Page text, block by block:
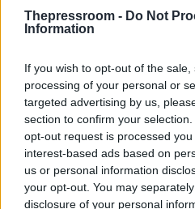
Thepressroom - Do Not
Information
If you wish to opt-out of the
processing of your personal or
targeted advertising by us,
section to confirm your
opt-out request is processed
interest-based ads based on
us or personal information
your opt-out. You may
disclosure of your personal
ΔΙΕΘΝΗ
28/09/2025 - 23:02
Βρετανία: Ρεκόρ
τον Στάρμερ, ενώ το
προηγείται στις
Κατά την έναρξη του
των Εργατικών στο
τον Βρετανό
αντιδημοτικότητας και